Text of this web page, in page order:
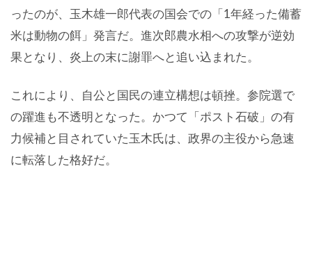
ったのが、玉木雄一郎代表の国会での「1年経った備蓄
米は動物の餌」発言だ。進次郎農水相への攻撃が逆効
果となり、炎上の末に謝罪へと追い込まれた。
これにより、自公と国民の連立構想は頓挫。参院選で
の躍進も不透明となった。かつて「ポスト石破」の有
力候補と目されていた玉木氏は、政界の主役から急速
に転落した格好だ。